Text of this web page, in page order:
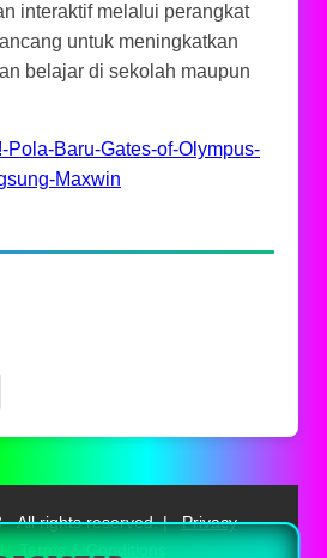
interaktif melalui perangkat
untuk meningkatkan
belajar di sekolah maupun
Pola-Baru-Gates-of-Olympus-
Maxwin
- All rights reserved. | Privacy